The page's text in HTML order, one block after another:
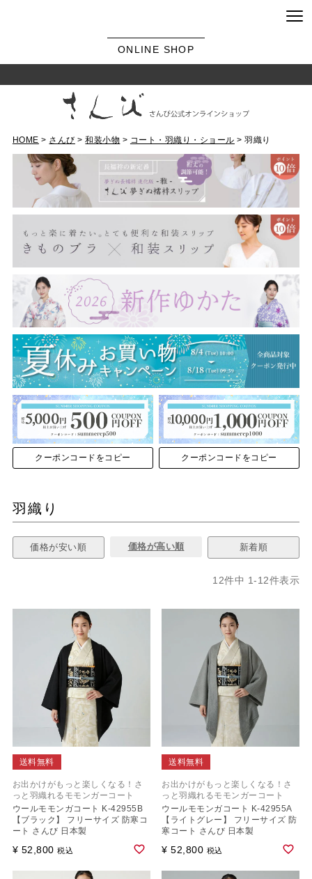
ONLINE SHOP
HOME さんび 和装小物 コート・羽織り・ショール 羽織り
クーポンコードをコピー クーポンコードをコピー
羽織り
価格が安い順 価格が高い順 新着順
12件中 1-12件表示
送料無料
お出かけがもっと楽しくなる！さ
っと羽織れるモモンガーコート
ウールモモンガコート K-42955B
【ブラック】 フリーサイズ 防寒コ
ート さんび 日本製
¥ 52,800 税込
送料無料
お出かけがもっと楽しくなる！さ
っと羽織れるモモンガーコート
ウールモモンガコート K-42955A
【ライトグレー】 フリーサイズ 防
寒コート さんび 日本製
¥ 52,800 税込